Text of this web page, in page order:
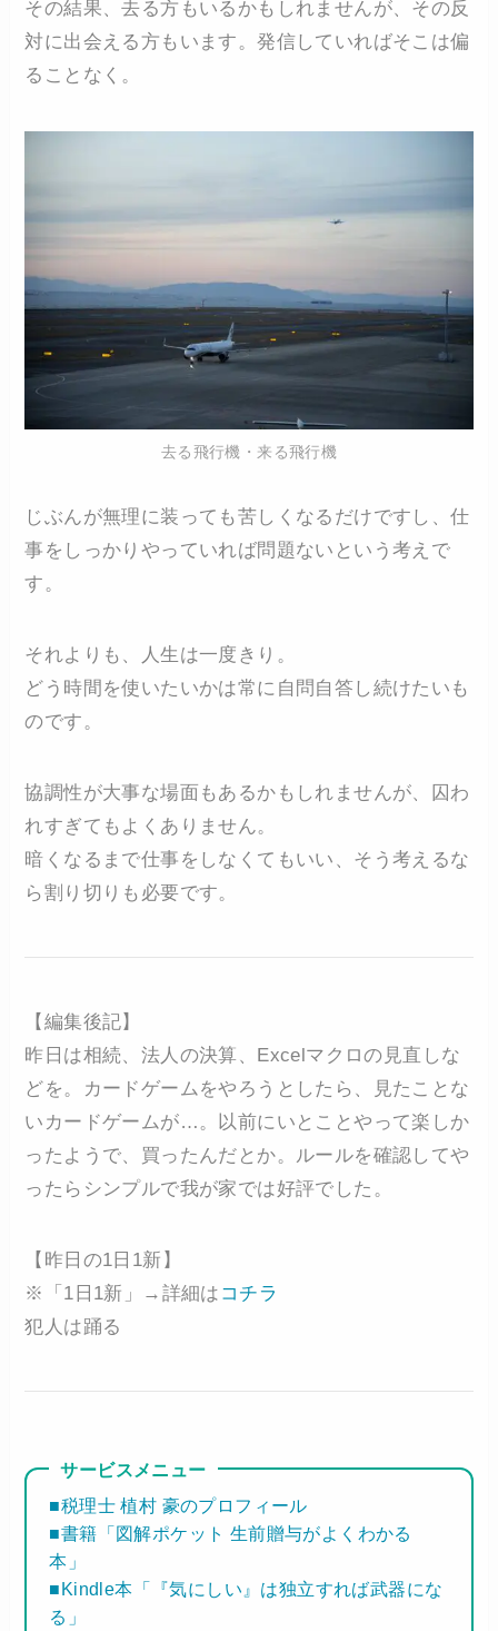
その結果、去る方もいるかもしれませんが、その反
対に出会える方もいます。発信していればそこは偏
ることなく。
去る飛行機・来る飛行機
じぶんが無理に装っても苦しくなるだけですし、仕
事をしっかりやっていれば問題ないという考えで
す。
それよりも、人生は一度きり。
どう時間を使いたいかは常に自問自答し続けたいも
のです。
協調性が大事な場面もあるかもしれませんが、囚わ
れすぎてもよくありません。
暗くなるまで仕事をしなくてもいい、そう考えるな
ら割り切りも必要です。
【編集後記】
昨日は相続、法人の決算、Excelマクロの見直しな
どを。カードゲームをやろうとしたら、見たことな
いカードゲームが…。以前にいとことやって楽しか
ったようで、買ったんだとか。ルールを確認してや
ったらシンプルで我が家では好評でした。
【昨日の1日1新】
※「1日1新」→詳細は コチラ
犯人は踊る
サービスメニュー
■税理士 植村 豪のプロフィール
■書籍「図解ポケット 生前贈与がよくわかる
本」
■Kindle本「『気にしい』は独立すれば武器にな
る」